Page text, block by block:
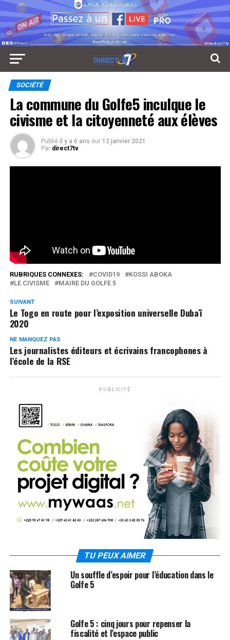
SOCIÉTÉ
La commune du Golfe5 inculque le
civisme et la citoyenneté aux élèves
Publié il y a 6 ans sur 12 janvier 2021
Par direct7tv
Un seul message pour le corps enseignant et les
RUBRIQUES CONNEXES: COVID19
KOSSI ABOKA
LE CIVISME
MAIRE DU GOLFE 5
SUIVANT
Le Togo en route pour l’exposition universelle Dubaï
2020
NE MANQUEZ PAS
Les journalistes éditeurs et écrivains francophones à
l’école de la RSE
PUBLICITÉ
TU PEUX AIMER
Un souffle d’espoir pour l’éducation dans le
Golfe 5
Golfe 5 : cinq jours pour repenser la
fiscalité et l’espace public